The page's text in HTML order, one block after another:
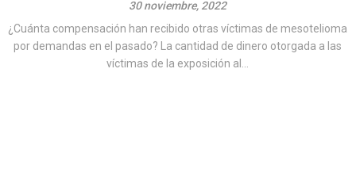
30 noviembre, 2022
¿Cuánta compensación han recibido otras víctimas de mesotelioma
por demandas en el pasado? La cantidad de dinero otorgada a las
víctimas de la exposición al...